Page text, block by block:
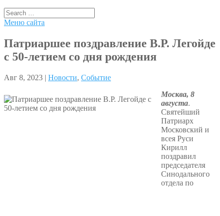
Меню сайта
Патриаршее поздравление В.Р. Легойде
с 50-летием со дня рождения
Авг 8, 2023 | Новости, Событие
Москва, 8
августа.
Святейший
Патриарх
Московский и
всея Руси
Кирилл
поздравил
председателя
Синодального
отдела по